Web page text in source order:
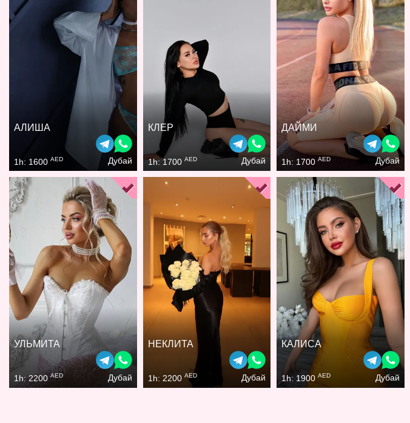
АЛИША
1h: 1600 AED Дубай
КЛЕР
1h: 1700 AED Дубай
ДАЙМИ
1h: 1700AED Дубай
УЛЬМИТА
1h: 2200AED Дубай
НЕКЛИТА
1h: 2200 AED Дубай
КАЛИСА
1h: 1900AED Дубай